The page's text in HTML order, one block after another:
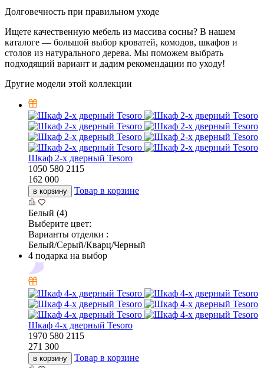
Долговечность при правильном уходе
Ищете качественную мебель из массива сосны? В нашем
каталоге — большой выбор кроватей, комодов, шкафов и
столов из натурального дерева. Мы поможем выбрать
подходящий вариант и дадим рекомендации по уходу!
Другие модели этой коллекции
Шкаф 2-х дверный Tesoro
1050 580 2115
162 000
в корзину Товар в корзине
Белый (4)
Выберите цвет:
Варианты отделки :
Белый/Серый/Кварц/Черный
4 подарка на выбор
Шкаф 4-х дверный Tesoro
1970 580 2115
271 300
в корзину Товар в корзине